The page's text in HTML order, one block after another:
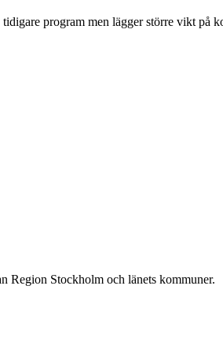
program men lägger större vikt på
Region Stockholm och länets kommuner.